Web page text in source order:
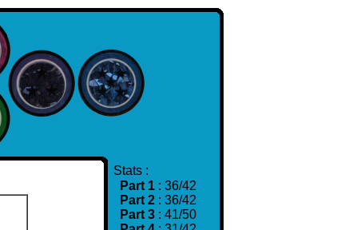
Stats :
Part 1 : 36/42
Part 2 : 36/42
Part 3 : 41/50